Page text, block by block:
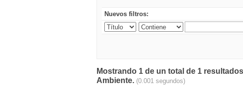
Nuevos filtros:
Mostrando 1 de un total de 1
Ambiente. (0.001 segundos)